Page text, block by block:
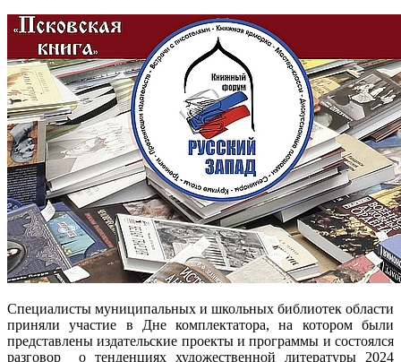
Специалисты муниципальных и школьных библиотек области
приняли участие в Дне комплектатора, на котором были
представлены издательские проекты и программы и состоялся
разговор о тенденциях художественной литературы 2024